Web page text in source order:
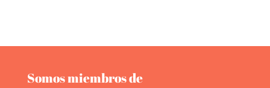
Somos miembros de